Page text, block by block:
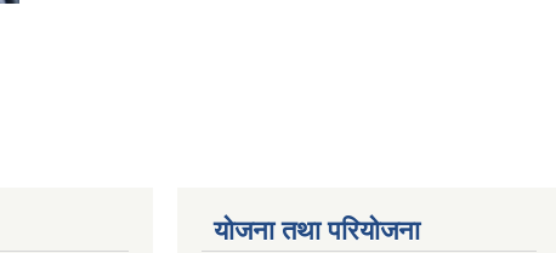
योजना तथा परियोजना